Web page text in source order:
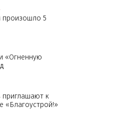
произошло 5
«Огненную
приглашают к
«Благоустрой!»